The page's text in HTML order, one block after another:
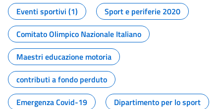
Eventi sportivi (1)
Sport e periferie 2020
Comitato Olimpico Nazionale Italiano
Maestri educazione motoria
contributi a fondo perduto
Emergenza Covid-19
Dipartimento per lo sport